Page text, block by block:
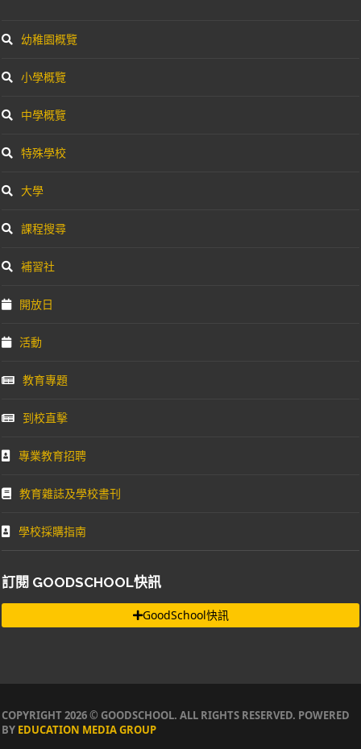
幼稚園概覽
小學概覽
中學概覽
特殊學校
大學
課程搜尋
補習社
開放日
活動
教育專題
到校直擊
專業教育招聘
教育雜誌及學校書刊
學校採購指南
訂閱 GOODSCHOOL快訊
GoodSchool快訊
COPYRIGHT 2026 © GOODSCHOOL. ALL RIGHTS RESERVED. POWERED
BY EDUCATION MEDIA GROUP